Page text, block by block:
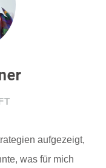
aufgezeigt,
was für mich